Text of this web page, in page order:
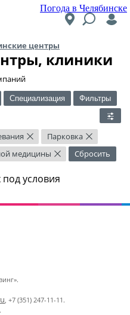
Погода в Челябинске
центры
клиники
Специализация Фильтры
× Парковка ×
медицины × Сбросить
условия
, +7 (351) 247-11-11.